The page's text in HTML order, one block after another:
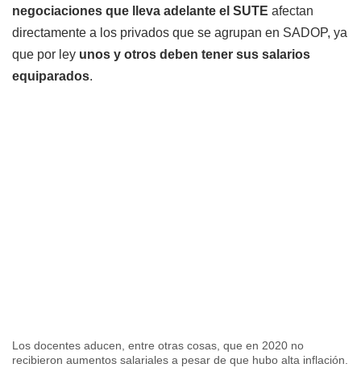
negociaciones que lleva adelante el SUTE afectan
directamente a los privados que se agrupan en SADOP, ya
que por ley unos y otros deben tener sus salarios
equiparados.
Los docentes aducen, entre otras cosas, que en 2020 no
recibieron aumentos salariales a pesar de que hubo alta inflación.